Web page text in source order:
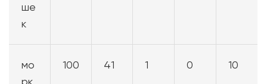
ше
к
мо
рк
100 41 1 0 10